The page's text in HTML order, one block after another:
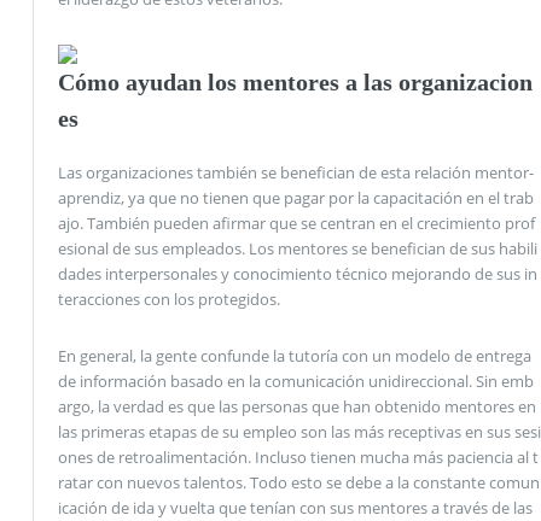
Cómo ayudan los mentores a las organizacion
es
Las organizaciones también se benefician de esta relación mentor-
aprendiz, ya que no tienen que pagar por la capacitación en el trab
ajo. También pueden afirmar que se centran en el crecimiento prof
esional de sus empleados. Los mentores se benefician de sus habili
dades interpersonales y conocimiento técnico mejorando de sus in
teracciones con los protegidos.
En general, la gente confunde la tutoría con un modelo de entrega
de información basado en la comunicación unidireccional. Sin emb
argo, la verdad es que las personas que han obtenido mentores en
las primeras etapas de su empleo son las más receptivas en sus sesi
ones de retroalimentación. Incluso tienen mucha más paciencia al t
ratar con nuevos talentos. Todo esto se debe a la constante comun
icación de ida y vuelta que tenían con sus mentores a través de las